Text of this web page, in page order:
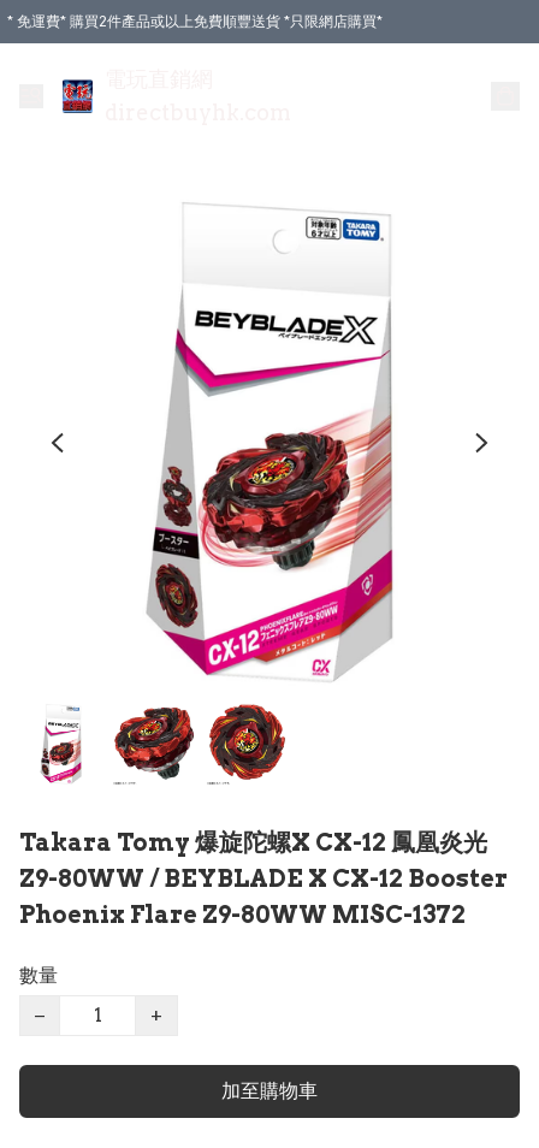
* 免運費* 購買2件產品或以上免費順豐送貨 *只限網店購買*
Takara Tomy 爆旋陀螺X CX-12 鳳凰炎光
Z9-80WW / BEYBLADE X CX-12 Booster
Phoenix Flare Z9-80WW MISC-1372
數量
−
+
加至購物車